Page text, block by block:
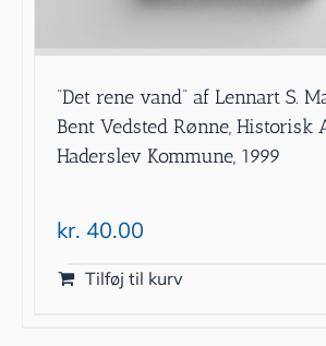
”Det rene vand” af Lennart S.
Bent Vedsted Rønne, Historisk
Haderslev Kommune, 1999
kr. 40.00
Tilføj til kurv